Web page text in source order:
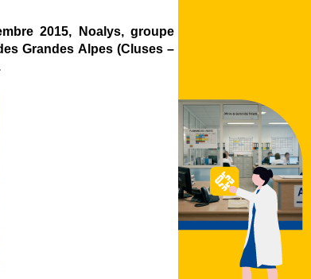
2015, Noalys, groupe
Grandes Alpes (Cluses –